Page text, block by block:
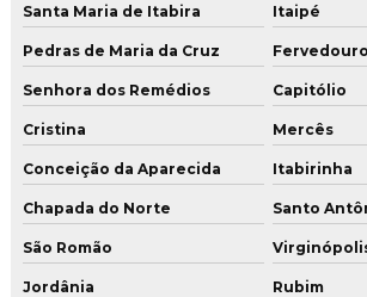
Santa Maria de Itabira Itaipé
Pedras de Maria da Cruz Fervedouro
Senhora dos Remédios Capitólio
Cristina Mercês
Conceição da Aparecida Itabirinha
Chapada do Norte Santo
São Romão
Jordânia Rubim